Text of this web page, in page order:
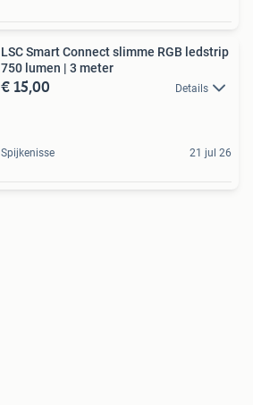
LSC Smart Connect slimme RGB ledstrip
750 lumen | 3 meter
€ 15,00 Details
Spijkenisse 21 jul 26